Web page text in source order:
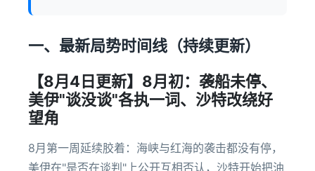
一、最新局势时间线（持续更新）
【8月4日更新】8月初：袭船未停、
美伊"谈没谈"各执一词、沙特改绕好
望角
8月第一周延续胶着：海峡与红海的袭击都没有停，
美伊在"是否在谈判"上公开互相否认，沙特开始把油